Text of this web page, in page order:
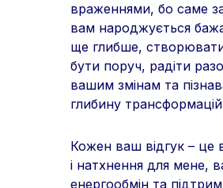
враженнями, бо саме
вам народжується
ще глибше, створювати
бути поруч, радіти
вашим змінам та
глибину
Кожен ваш відгук – це
і натхнення для мене,
енергообмін та